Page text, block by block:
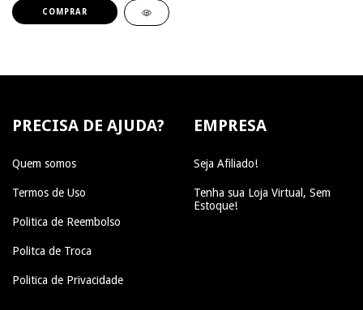
COMPRAR
PRECISA DE AJUDA?
Quem somos
Termos de Uso
Politica de Reembolso
Politca de Troca
Politica de Privacidade
EMPRESA
Seja Afiliado!
Tenha sua Loja Virtual, Sem
Estoque!